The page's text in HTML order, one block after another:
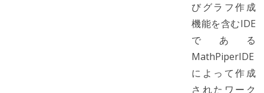
びグラフ作成
機能を含むIDE
である
MathPiperIDE
によって作成
されたワーク